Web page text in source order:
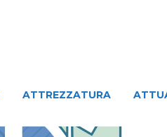
ATTREZZATURA